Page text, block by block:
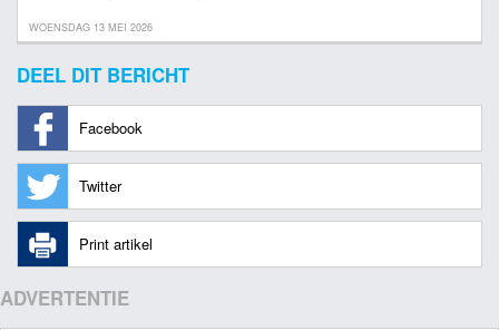
WOENSDAG 13 MEI 2026
DEEL DIT BERICHT
Facebook
Twitter
Print artikel
ADVERTENTIE